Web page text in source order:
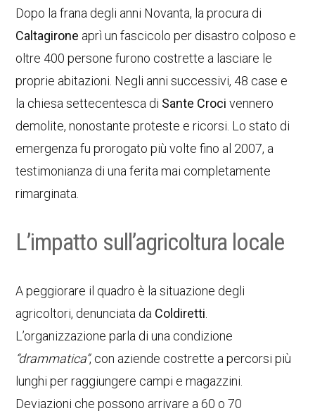
Dopo la frana degli anni Novanta, la procura di
Caltagirone aprì un fascicolo per disastro colposo e
oltre 400 persone furono costrette a lasciare le
proprie abitazioni. Negli anni successivi, 48 case e
la chiesa settecentesca di Sante Croci vennero
demolite, nonostante proteste e ricorsi. Lo stato di
emergenza fu prorogato più volte fino al 2007, a
testimonianza di una ferita mai completamente
rimarginata.
L’impatto sull’agricoltura locale
A peggiorare il quadro è la situazione degli
agricoltori, denunciata da Coldiretti
L’organizzazione parla di una condizione
“drammatica”, con aziende costrette a percorsi più
lunghi per raggiungere campi e magazzini.
Deviazioni che possono arrivare a 60 o 70